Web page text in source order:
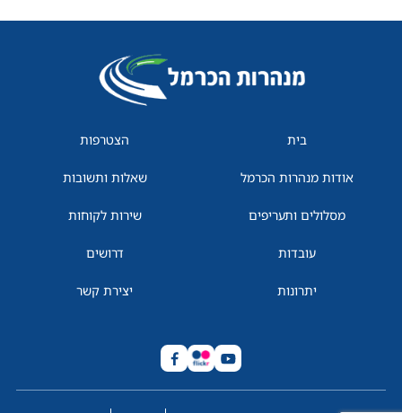
בית
אודות מנהרות הכרמל
מסלולים ותעריפים
עובדות
יתרונות
הצטרפות
שאלות ותשובות
שירות לקוחות
דרושים
יצירת קשר